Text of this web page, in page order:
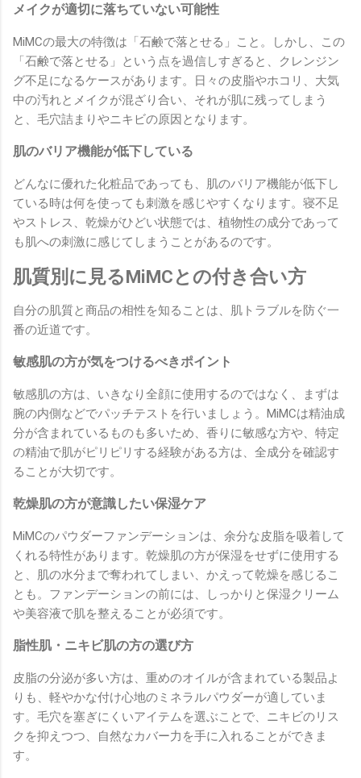
メイクが適切に落ちていない可能性
MiMCの最大の特徴は「石鹸で落とせる」こと。しかし、この
「石鹸で落とせる」という点を過信しすぎると、クレンジン
グ不足になるケースがあります。日々の皮脂やホコリ、大気
中の汚れとメイクが混ざり合い、それが肌に残ってしまう
と、毛穴詰まりやニキビの原因となります。
肌のバリア機能が低下している
どんなに優れた化粧品であっても、肌のバリア機能が低下し
ている時は何を使っても刺激を感じやすくなります。寝不足
やストレス、乾燥がひどい状態では、植物性の成分であって
も肌への刺激に感じてしまうことがあるのです。
肌質別に見るMiMCとの付き合い方
自分の肌質と商品の相性を知ることは、肌トラブルを防ぐ一
番の近道です。
敏感肌の方が気をつけるべきポイント
敏感肌の方は、いきなり全顔に使用するのではなく、まずは
腕の内側などでパッチテストを行いましょう。MiMCは精油成
分が含まれているものも多いため、香りに敏感な方や、特定
の精油で肌がピリピリする経験がある方は、全成分を確認す
ることが大切です。
乾燥肌の方が意識したい保湿ケア
MiMCのパウダーファンデーションは、余分な皮脂を吸着して
くれる特性があります。乾燥肌の方が保湿をせずに使用する
と、肌の水分まで奪われてしまい、かえって乾燥を感じるこ
とも。ファンデーションの前には、しっかりと保湿クリーム
や美容液で肌を整えることが必須です。
脂性肌・ニキビ肌の方の選び方
皮脂の分泌が多い方は、重めのオイルが含まれている製品よ
りも、軽やかな付け心地のミネラルパウダーが適していま
す。毛穴を塞ぎにくいアイテムを選ぶことで、ニキビのリス
クを抑えつつ、自然なカバー力を手に入れることができま
す。